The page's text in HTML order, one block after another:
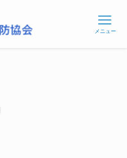
メニュー